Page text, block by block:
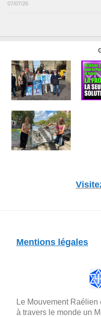
07/07/26
Mentions légales
Le Mouvement
à travers le monde un